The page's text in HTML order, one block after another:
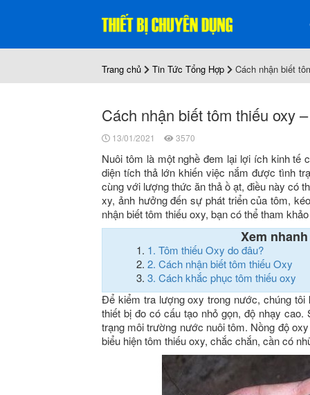
Trang chủ Tin Tức Tổng Hợp Cách nhận biết
Cách nhận biết tôm thiếu oxy
13/01/2021 3570
Nuôi tôm là một nghề đem lại lợi ích kinh tế
diện tích thả lớn khiến việc nắm được tình
cùng với lượng thức ăn thả ồ ạt, điều này có
xy, ảnh hưởng đến sự phát triển của tôm,
nhận biết tôm thiếu oxy, bạn có thể tham
Xem nhanh
1. Tôm thiếu Oxy do đâu?
2. Cách nhận biết tôm thiếu Oxy
3. Cách khắc phục tôm thiếu oxy
Để kiểm tra lượng oxy trong nước, chúng
thiết bị đo có cấu tạo nhỏ gọn, độ nhạy
trạng môi trường nước nuôi tôm. Nồng độ
biểu hiện tôm thiếu oxy, chắc chắn, cần có